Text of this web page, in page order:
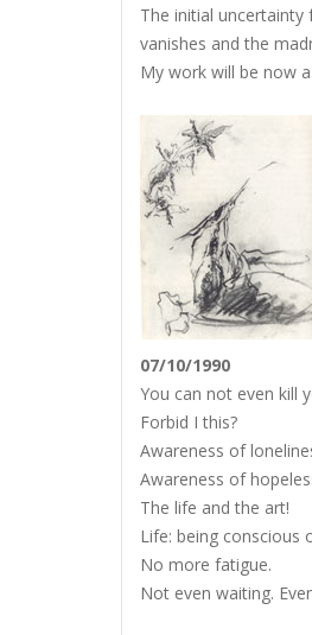
The initial uncertainty
vanishes and the
My work will be now
07/10/1990
You can not even kill
Forbid I this?
Awareness of
Awareness of
The life and the art!
Life: being conscious
No more fatigue.
Not even waiting.